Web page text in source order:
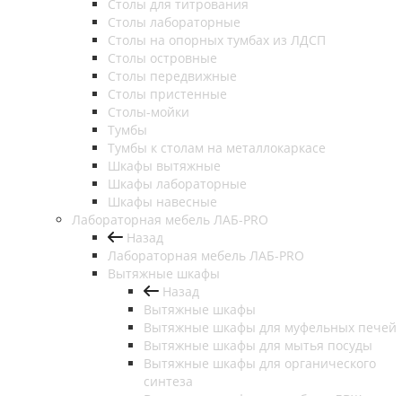
Столы для титрования
Столы лабораторные
Столы на опорных тумбах из ЛДСП
Столы островные
Столы передвижные
Столы пристенные
Столы-мойки
Тумбы
Тумбы к столам на металлокаркасе
Шкафы вытяжные
Шкафы лабораторные
Шкафы навесные
Лабораторная мебель ЛАБ-PRO
Назад
Лабораторная мебель ЛАБ-PRO
Вытяжные шкафы
Назад
Вытяжные шкафы
Вытяжные шкафы для муфельных печей
Вытяжные шкафы для мытья посуды
Вытяжные шкафы для органического
синтеза